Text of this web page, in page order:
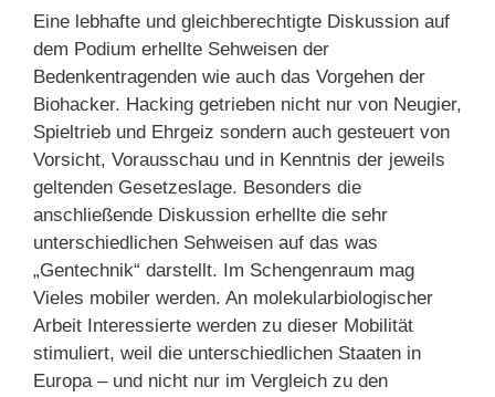
Eine lebhafte und gleichberechtigte Diskussion auf
dem Podium erhellte Sehweisen der
Bedenkentragenden wie auch das Vorgehen der
Biohacker. Hacking getrieben nicht nur von Neugier,
Spieltrieb und Ehrgeiz sondern auch gesteuert von
Vorsicht, Vorausschau und in Kenntnis der jeweils
geltenden Gesetzeslage. Besonders die
anschließende Diskussion erhellte die sehr
unterschiedlichen Sehweisen auf das was
„Gentechnik“ darstellt. Im Schengenraum mag
Vieles mobiler werden. An molekularbiologischer
Arbeit Interessierte werden zu dieser Mobilität
stimuliert, weil die unterschiedlichen Staaten in
Europa – und nicht nur im Vergleich zu den